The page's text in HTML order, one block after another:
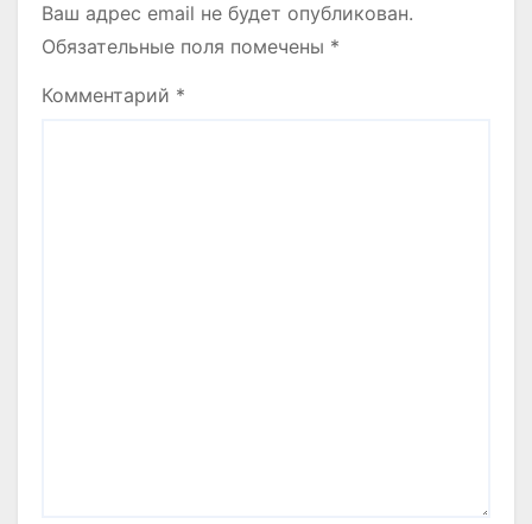
Ваш адрес email не будет опубликован.
Обязательные поля помечены *
Комментарий *